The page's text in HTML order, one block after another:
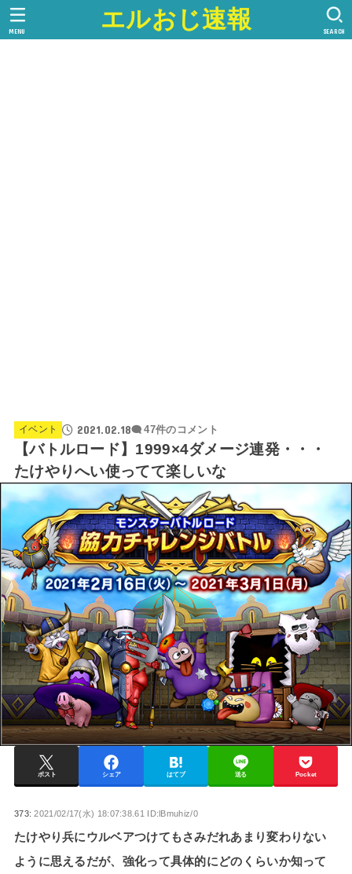
エルおじ速報 SEARCH
MENU
イベント 2021.02.18 47件のコメント
【バトルロード】1999×4ダメージ連発・・・
たけやりへい使ってて楽しいな
ポスト シェア はてブ 送る Pocket
373:2021/02/17(水) 18:07:38.61 ID:lBmuhiz/0
たけやり兵にウルベアつけてもさみだれあまり変わりない
ように思えるだが、強化って具体的にどのくらいか知って